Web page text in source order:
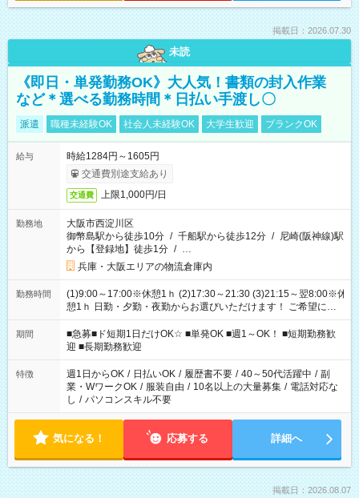
掲載日：2026.07.30
未読
《即日・単発勤務OK》大人気！書類の封入作業
など＊選べる勤務時間＊日払い手渡し〇
派遣 職種未経験OK 社会人未経験OK 大学生歓迎 ブランクOK
給与
時給1284円～1605円
交通費別途支給あり
交通費 上限1,000円/日
勤務地
大阪市西淀川区
御幣島駅から徒歩10分 / 千船駅から徒歩12分 / 尼崎(阪神線)駅
から【登録地】徒歩1分 / …
兵庫・大阪エリアの物流倉庫内
勤務時間
(1)9:00～17:00※休憩1ｈ (2)17:30～21:30 (3)21:15～翌8:00※休
憩1ｈ 日勤・夕勤・夜勤からお選びいただけます！ ご希望に合
わせて働けるお仕事です(*^^*) 【その他選べる勤務時間】 8-17
時/9-17時/9-18時/10-18時/11-21時/18-22時/20-翌4時/21-翌5
時/22-翌6時/0-翌8時 ご自身のご都合で選んで頂ける完全自由シ
フト！
期間
■急募■ド短期1日だけOK☆ ■単発OK ■週1～OK！ ■短期勤務歓
迎 ■長期勤務歓迎
特徴 週1日からOK / 日払いOK / 履歴書不要 / 40～50代活躍中 / 副
業・WワークOK / 服装自由 / 10名以上の大量募集 / 電話対応な
し / パソコンスキル不要
気になる！ 応募する 詳細へ
掲載日：2026.08.07